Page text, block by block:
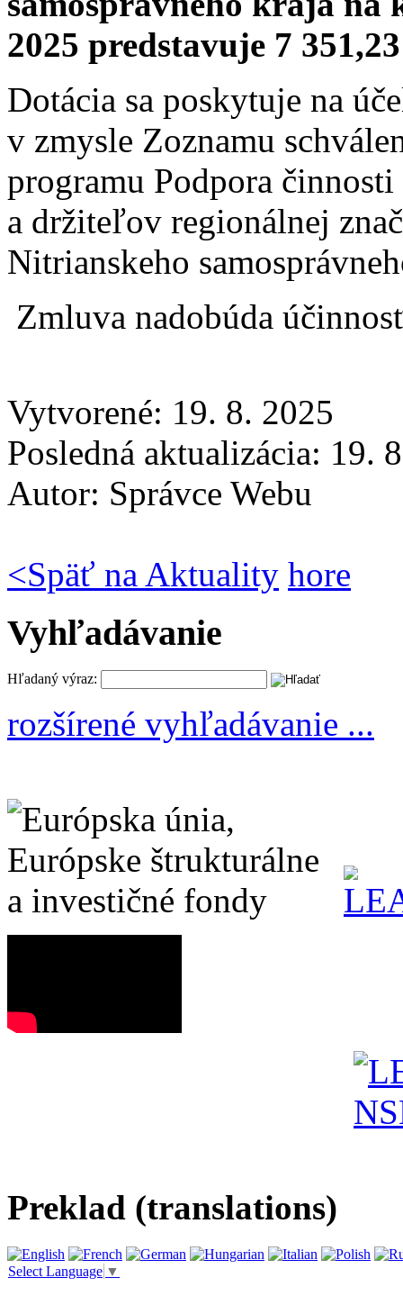
2025 predstavuje 7
Dotácia sa poskytuje na
v zmysle Zoznamu
programu Podpora
a držiteľov regionálnej
Nitrianskeho
Zmluva nadobúda
Vytvorené: 19. 8. 2025
Posledná aktualizácia: 19.
Autor: Správce Webu
<Späť na Aktuality hore
Vyhľadávanie
Hľadaný výraz:
rozšírené vyhľadávanie ...
Preklad (translations)
Select Language ▼